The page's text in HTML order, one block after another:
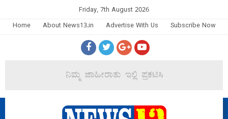
Friday, 7th August 2026
Home
About News13.in Advertise With Us Subscribe Now